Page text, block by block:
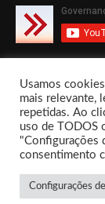
SIGA-ME
Governança já
Início Sobre
Usamos
mais relevante,
repetidas. Ao
uso de TODOS
"Configurações
consentimento
Configurações